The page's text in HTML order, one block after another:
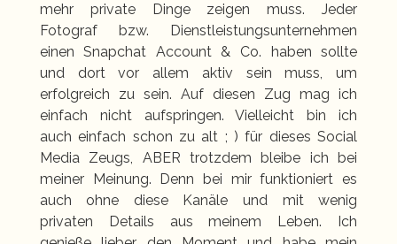
mehr private Dinge zeigen muss. Jeder
Fotograf bzw. Dienstleistungsunternehmen
einen Snapchat Account & Co. haben sollte
und dort vor allem aktiv sein muss, um
erfolgreich zu sein. Auf diesen Zug mag ich
einfach nicht aufspringen. Vielleicht bin ich
auch einfach schon zu alt ; ) für dieses Social
Media Zeugs, ABER trotzdem bleibe ich bei
meiner Meinung. Denn bei mir funktioniert es
auch ohne diese Kanäle und mit wenig
privaten Details aus meinem Leben. Ich